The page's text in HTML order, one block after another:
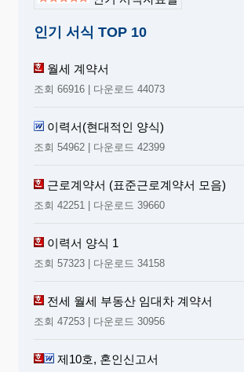
인기 서식 TOP 10
월세 계약서
조회 66916 | 다운로드 44073
이력서(현대적인 양식)
조회 54962 | 다운로드 42399
근로계약서 (표준근로계약서 모음)
조회 42251 | 다운로드 39660
이력서 양식 1
조회 57323 | 다운로드 34158
전세 월세 부동산 임대차 계약서
조회 47253 | 다운로드 30956
제10호, 혼인신고서